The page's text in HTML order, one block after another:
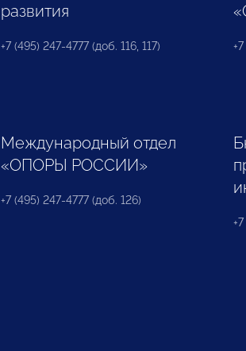
развития
+7 (495) 247-4777 (доб. 116, 117)
Международный отдел
«ОПОРЫ РОССИИ»
+7 (495) 247-4777 (доб. 126)